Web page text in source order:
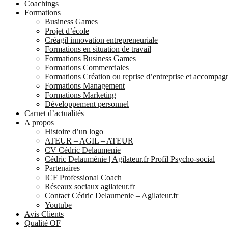
Coachings
Formations
Business Games
Projet d’école
Créagil innovation entrepreneuriale
Formations en situation de travail
Formations Business Games
Formations Commerciales
Formations Création ou reprise d’entreprise et
Formations Management
Formations Marketing
Développement personnel
Carnet d’actualités
A propos
Histoire d’un logo
ATEUR – AGIL – ATEUR
CV Cédric Delaumenie
Cédric Delauménie | Agilateur.fr Profil Psycho-social
Partenaires
ICF Professional Coach
Réseaux sociaux agilateur.fr
Contact Cédric Delaumenie – Agilateur.fr
Youtube
Avis Clients
Qualité OF